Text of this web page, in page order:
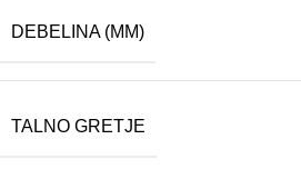
DEBELINA (MM)
TALNO GRETJE